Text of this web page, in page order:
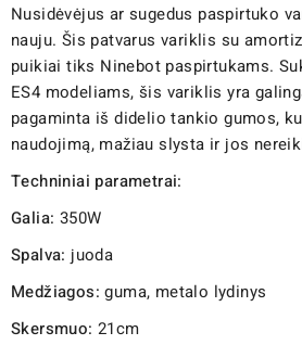
Nusidėvėjus ar sugedus paspirtuko
nauju. Šis patvarus variklis su
puikiai tiks Ninebot paspirtukams.
ES4 modeliams, šis variklis yra
pagaminta iš didelio tankio gumos,
naudojimą, mažiau slysta ir jos
Techniniai parametrai:
Galia: 350W
Spalva: juoda
Medžiagos: guma, metalo lydinys
Skersmuo: 21cm